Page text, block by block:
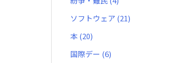
ソフトウェア (21)
本(20)
国際デー (6)